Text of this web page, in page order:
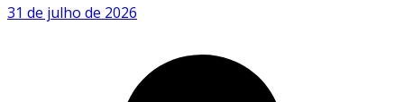
31 de julho de 2026